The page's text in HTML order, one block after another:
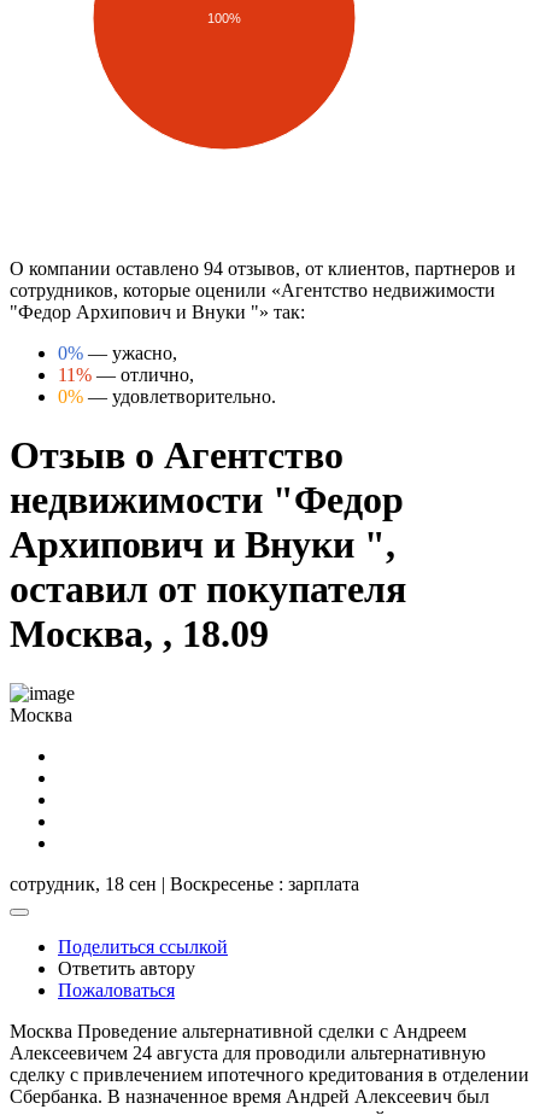
100%
О компании оставлено 94 отзывов, от клиентов, партнеров и
сотрудников, которые оценили «Агентство недвижимости
"Федор Архипович и Внуки "» так:
0% — ужасно,
11% — отлично,
0% — удовлетворительно.
Отзыв о Агентство
недвижимости "Федор
Архипович и Внуки ",
оставил от покупателя
Москва, , 18.09
Москва
сотрудник, 18 сен | Воскресенье : зарплата
Поделиться ссылкой
Ответить автору
Пожаловаться
Москва Проведение альтернативной сделки с Андреем
Алексеевичем 24 августа для проводили альтернативную
сделку с привлечением ипотечного кредитования в отделении
Сбербанка. В назначенное время Андрей Алексеевич был